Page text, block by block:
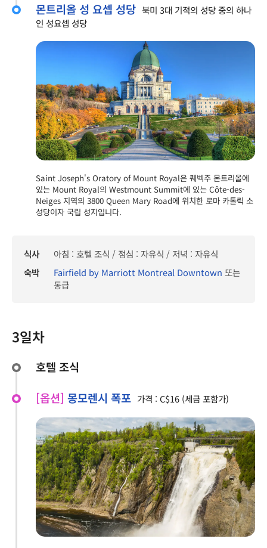
몬트리올 성 요셉 성당 북미 3대 기적의 성당 중의 하나
인 성요셉 성당
Saint Joseph's Oratory of Mount Royal은 퀘벡주 몬트리올에
있는 Mount Royal의 Westmount Summit에 있는 Côte-des-
Neiges 지역의 3800 Queen Mary Road에 위치한 로마 카톨릭 소
성당이자 국립 성지입니다.
식사
아침 : 호텔 조식 / 점심 : 자유식 / 저녁 : 자유식
숙박
Fairfield by Marriott Montreal Downtown 또는
동급
3일차
호텔 조식
[옵션] 몽모렌시 폭포 가격 : C$16 (세금 포함가)